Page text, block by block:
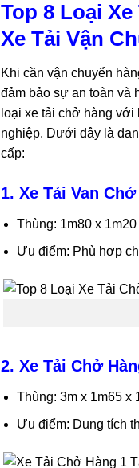
Top 8 Loại
Xe Tải Vận
Khi cần vận chuyển
đảm bảo sự an toàn và
loại xe tải chở hàng
nghiệp. Dưới đây là
cấp:
1. Xe Tải Van
Thùng: 1m80 x
Ưu điểm: Phù hợp
2. Xe Tải Chở
Thùng: 3m x 1m65 x
Ưu điểm: Dung tích